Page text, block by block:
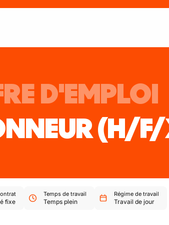
D'EMPLOI
(H/
fixe
Temps de travail
Temps plein
Régime de travail
Travail de jour